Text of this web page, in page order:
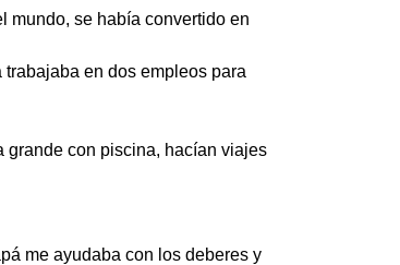
mundo, se había convertido en
en dos empleos para
grande con piscina, hacían viajes
me ayudaba con los deberes y